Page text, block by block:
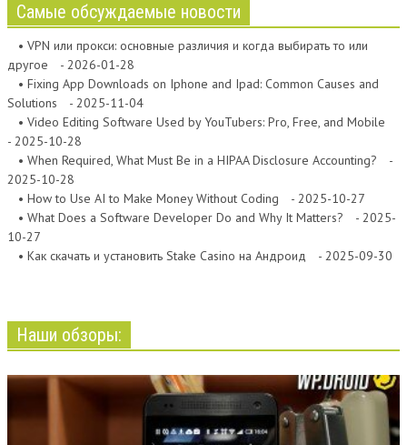
Самые обсуждаемые новости
• VPN или прокси: основные различия и когда выбирать то или
другое
- 2026-01-28
• Fixing App Downloads on Iphone and Ipad: Common Causes and
Solutions
- 2025-11-04
• Video Editing Software Used by YouTubers: Pro, Free, and Mobile
- 2025-10-28
• When Required, What Must Be in a HIPAA Disclosure Accounting?
-
2025-10-28
• How to Use AI to Make Money Without Coding
- 2025-10-27
• What Does a Software Developer Do and Why It Matters?
- 2025-
10-27
• Как скачать и установить Stake Casino на Андроид
- 2025-09-30
Наши обзоры: